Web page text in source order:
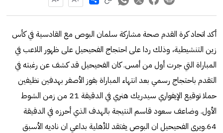
أكد اتحاد كرة القدم صحة مشاركة سلمان البوص مع القادسية في كأس
زين التنشيطية، وذلك ردا على احتجاج الفحيحيل على ظهور اللاعب في
المباراة التي جرت أول من أمس. كان الفحيحيل قد كشف عن رغبته في
التقدم باحتجاج رسمي بعد انتهاء المباراة بفوز الأصفر بهدفين نظيفين
حملا توقيع الإيفواري سيدريك هنري في الدقيقة 21 من زمن الشوط
الأول. وضاعف سعود قاسم النتيجة بالهدف الذي أحرزه في الدقيقة
64.ويرى الفحيحيل ان البوص يفتقد للأهلية بداعي ان ناديه الأسبق